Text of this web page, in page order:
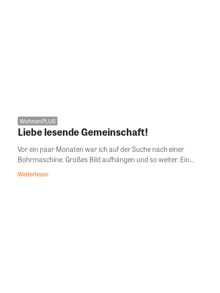
WohnenPLUS
Liebe lesende Gemeinschaft!
Vor ein paar Monaten war ich auf der Suche nach einer
Bohrmaschine. Großes Bild aufhängen und so weiter. Ein...
Weiterlesen